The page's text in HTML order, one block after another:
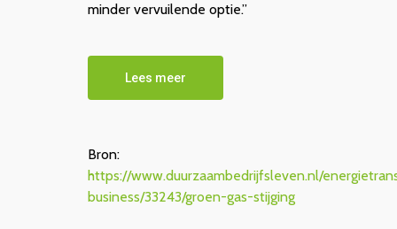
minder vervuilende optie.”
Lees meer
Bron:
https://www.duurzaambedrijfsleven.nl/
business/33243/groen-gas-stijging